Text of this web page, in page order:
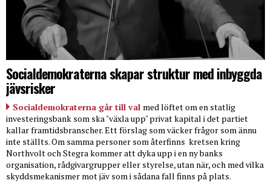
Socialdemokraterna skapar struktur med inbyggda
jävsrisker
Socialdemokraterna går till val med löftet om en statlig
investeringsbank som ska "växla upp" privat kapital i det partiet
kallar framtidsbranscher. Ett förslag som väcker frågor som ännu
inte ställts. Om samma personer som återfinns kretsen kring
Northvolt och Stegra kommer att dyka upp i en ny banks
organisation, rådgivargrupper eller styrelse, utan när, och med vilka
skyddsmekanismer mot jäv som i sådana fall finns på plats.